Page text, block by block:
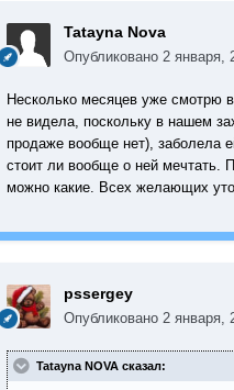
Tatayna Nova
Опубликовано 2 января,
Несколько месяцев уже смотрю
не видела, поскольку в нашем
продаже вообще нет), заболела
стоит ли вообще о ней мечтать.
можно какие. Всех желающих
pssergey
Опубликовано 2 января,
Tatayna NOVA сказал: